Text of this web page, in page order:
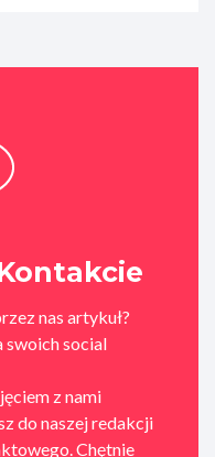
nas artykuł?
swoich social
z nami
do naszej redakcji
Chętnie